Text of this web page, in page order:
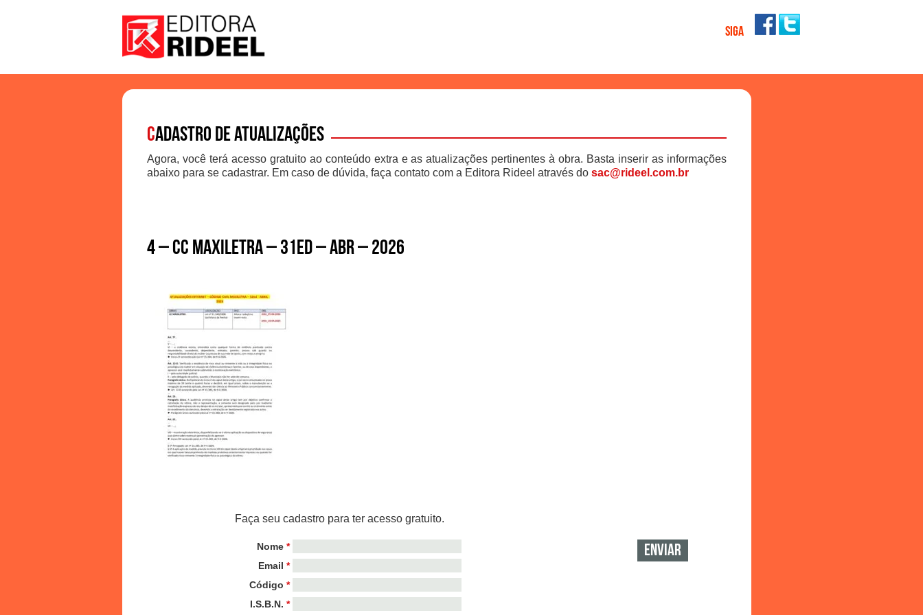
SIGA
Cadastro de atualizações
Agora, você terá acesso gratuito ao conteúdo extra e as atualizações pertinentes à obra. Basta inserir as informações
abaixo para se cadastrar. Em caso de dúvida, faça contato com a Editora Rideel através do sac@rideel.com.br
4 – CC MAXILETRA – 31ed – abr – 2026
Faça seu cadastro para ter acesso gratuito.
Nome *
Email *
Código *
I.S.B.N. *